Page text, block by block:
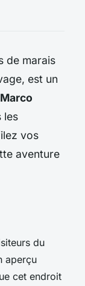
de marais
est un
Marco
les
vos
aventure
du
aperçu
cet endroit